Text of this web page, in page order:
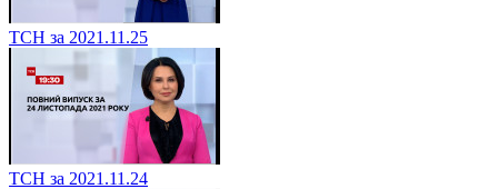
ТСН за 2021.11.25
ТСН за 2021.11.24